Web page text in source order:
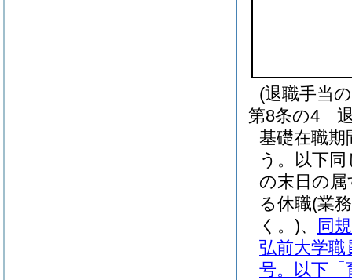
(退職手当
第8条の4
基礎在職期
う。以下同
の末日の
る休職(業
く。)、
同
弘前大学職
号。以下「